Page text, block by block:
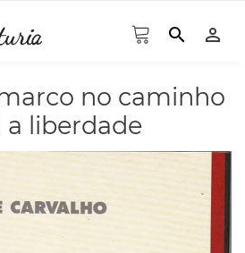
search person_outline
no caminho
a liberdade